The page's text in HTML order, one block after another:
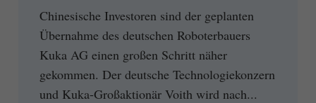
Chinesische Investoren sind der geplanten
Übernahme des deutschen Roboterbauers
Kuka AG einen großen Schritt näher
gekommen. Der deutsche Technologiekonzern
und Kuka-Großaktionär Voith wird nach...